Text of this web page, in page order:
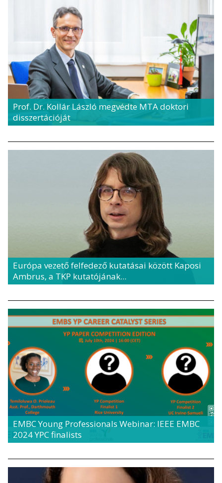
Prof. Dr. Kollár László megvédte MTA doktori
disszertációját
Európa vezető felfedező kutatásai között Kaposi
Ambrus, a TKP kutatójának...
EMBC Young Professionals Webinar: IEEE EMBC
2024 YPC finalists